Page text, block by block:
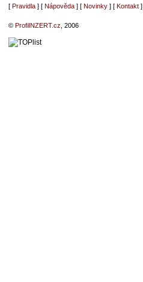
[ Pravidla] [ Nápověda] [ Novinky] [ Kontakt]
© ProfiINZERT.cz , 2006